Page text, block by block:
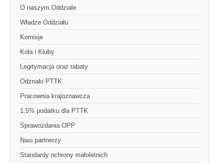
O naszym Oddziale
Władze Oddziału
Komisje
Koła i Kluby
Legitymacja oraz rabaty
Odznaki PTTK
Pracownia krajoznawcza
1,5% podatku dla PTTK
Sprawozdania OPP
Nasi partnerzy
Standardy ochrony małoletnich